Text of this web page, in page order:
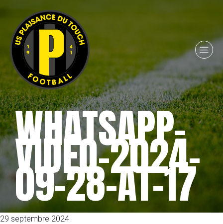
WHATSAPP-
VIDEO-2024-
09-28-AT-17
29 septembre 2024